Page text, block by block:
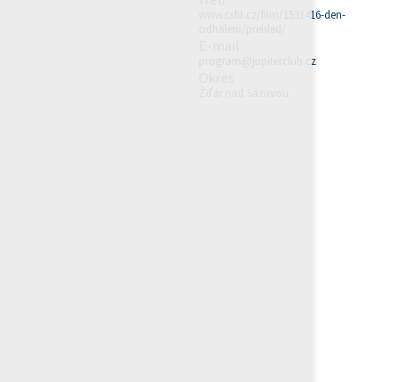
www.csfd.cz/film/1531416-den-
program@jupiterclub.cz